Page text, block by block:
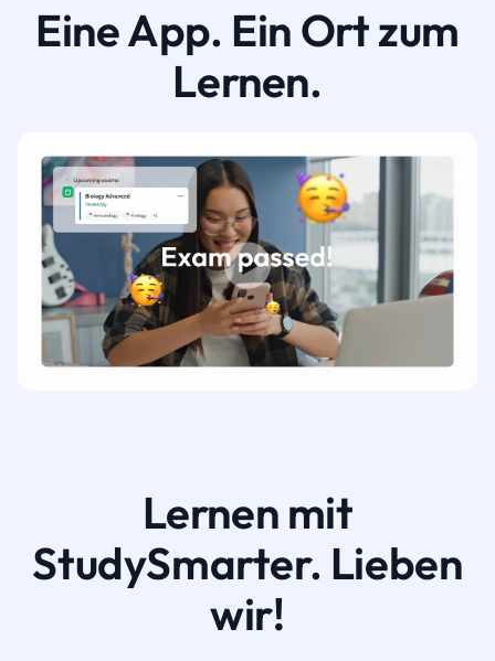
Eine App. Ein Ort zum
Lernen.
Lernen mit
StudySmarter. Lieben
wir!